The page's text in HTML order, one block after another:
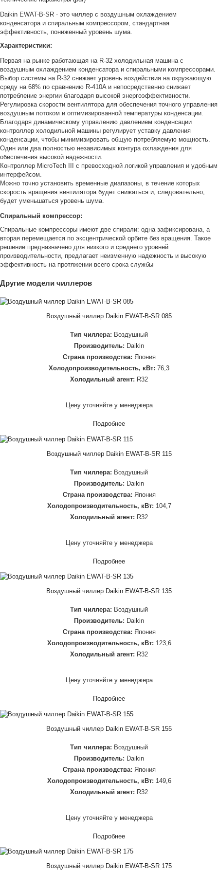
Химическая отрасль
Молочная пром...
Пиво
Соки и напитки
Масло
Сусла
Монтаж и настройка чиллера
Ремонт чиллеров
Лизинг оборудования
О нас
Контакты
Daikin EWAT-B-SR - это чиллер с воздушным охлаждением
конденсатора и спиральным компрессором, стандартная
эффективность, пониженный уровень шума.
Характеристики:
Первая на рынке работающая на R-32 холодильная машина с
воздушным охлаждением конденсатора и спиральными компрессорами.
Выбор системы на R-32 снижает уровень воздействия на окружающую
среду на 68% по сравнению R-410A и непосредственно снижает
потребление энергии благодаря высокой энергоэффективности.
Регулировка скорости вентилятора для обеспечения точного управления
воздушным потоком и оптимизированной температуры конденсации.
Благодаря динамическому управлению давлением конденсации
контроллер холодильной машины регулирует уставку давления
конденсации, чтобы минимизировать общую потребляемую мощность.
Один или два полностью независимых контура охлаждения для
обеспечения высокой надежности.
Контроллер MicroTech III с превосходной логикой управления и удобным
интерфейсом.
Можно точно установить временные диапазоны, в течение которых
скорость вращения вентилятора будет снижаться и, следовательно,
будет уменьшаться уровень шума.
Спиральный компрессор:
Спиральные компрессоры имеют две спирали: одна зафиксирована, а
вторая перемещается по эксцентрической орбите без вращения. Такое
решение предназначено для низкого и среднего уровней
производительности, предлагает неизменную надежность и высокую
эффективность на протяжении всего срока службы
Другие модели чиллеров
Воздушный чиллер Daikin EWAT-B-SR 085
Тип чиллера: Воздушный
Производитель: Daikin
Страна производства: Япония
Холодопроизводительность, кВт: 76,3
Холодильный агент: R32
Цену уточняйте у менеджера
Подробнее
Воздушный чиллер Daikin EWAT-B-SR 115
Тип чиллера: Воздушный
Производитель: Daikin
Страна производства: Япония
Холодопроизводительность, кВт: 104,7
Холодильный агент: R32
Цену уточняйте у менеджера
Подробнее
Воздушный чиллер Daikin EWAT-B-SR 135
Тип чиллера: Воздушный
Производитель: Daikin
Страна производства: Япония
Холодопроизводительность, кВт: 123,6
Холодильный агент: R32
Цену уточняйте у менеджера
Подробнее
Воздушный чиллер Daikin EWAT-B-SR 155
Тип чиллера: Воздушный
Производитель: Daikin
Страна производства: Япония
Холодопроизводительность, кВт: 149,6
Холодильный агент: R32
Цену уточняйте у менеджера
Подробнее
Воздушный чиллер Daikin EWAT-B-SR 175